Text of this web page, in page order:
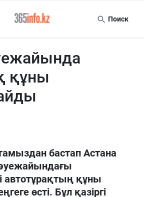
Поиск
құны
бастап Астана
автотұрақтың құны
өсті. Бұл қазіргі